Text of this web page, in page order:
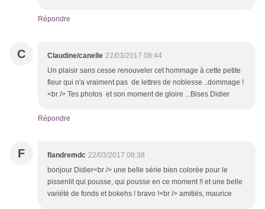
Répondre
C Claudine/canelle 22/03/2017 08:44
Un plaisir sans cesse renouveler cet hommage à cette petite
fleur qui n'a vraiment pas de lettres de noblesse ..dommage !
<br /> Tes photos et son moment de gloire ...Bises Didier
Répondre
F flandremdc 22/03/2017 08:38
bonjour Didier<br /> une belle série bien colorée pour le
pissenlit qui pousse, qui pousse en ce moment !! et une belle
variété de fonds et bokehs ! bravo !<br /> amitiés, maurice